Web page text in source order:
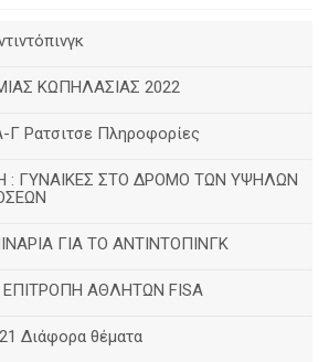
ΚΩΠΗΛΑΣΙΑΣ 2022
Ρατσιτσε Πληροφορίες
: ΓΥΝΑΙΚΕΣ ΣΤΟ ΔΡΟΜΟ ΤΩΝ ΥΨΗΛΩΝ
ΓΙΑ ΤΟ ΑΝΤΙΝΤΟΠΙΝΓΚ
ΑΘΛΗΤΩΝ FISA
Διάφορα θέματα